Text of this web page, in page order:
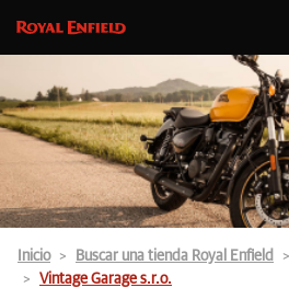
Inicio Buscar una tienda Royal Enfield
Vintage Garage s.r.o.